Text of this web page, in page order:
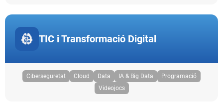
TIC i Transformació Digital
Ciberseguretat Cloud Data IA & Big Data
Programació
Videojocs